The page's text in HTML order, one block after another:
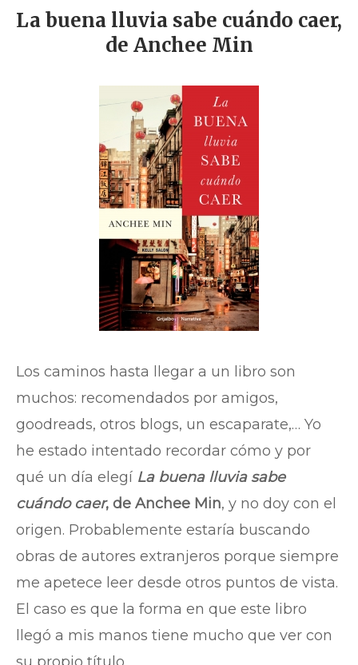
La buena lluvia sabe cuándo caer,
de Anchee Min
Los caminos hasta llegar a un libro son
muchos: recomendados por amigos,
goodreads, otros blogs, un escaparate,… Yo
he estado intentado recordar cómo y por
qué un día elegí La buena lluvia sabe
cuándo caer, de Anchee Min, y no doy con el
origen. Probablemente estaría buscando
obras de autores extranjeros porque siempre
me apetece leer desde otros puntos de vista.
El caso es que la forma en que este libro
llegó a mis manos tiene mucho que ver con